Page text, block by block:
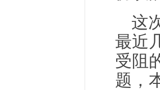
这
最近
受阻
题，